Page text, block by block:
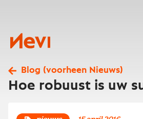
Nevi
Blog (voorheen Nieuws)
Hoe robuust is uw